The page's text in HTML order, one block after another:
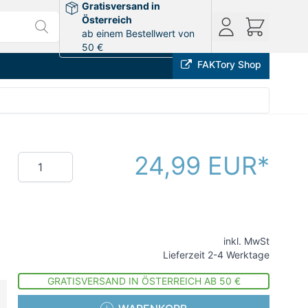
Gratisversand in
Österreich
ab einem Bestellwert von
50 €
FAKTory Shop
Menge 24,99 EUR
inkl. MwSt
Lieferzeit 2-4 Werktage
GRATISVERSAND IN ÖSTERREICH AB 50 €